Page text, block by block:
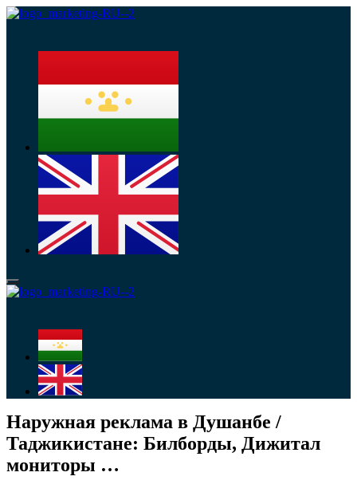
Наружная реклама в Душанбе /
Таджикистане: Билборды, Дижитал
мониторы …